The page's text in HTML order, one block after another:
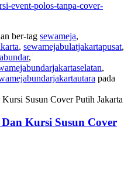
event-polos-tanpa-cover-
ber-tag sewameja,
, sewamejabulatjakartapusat,
,
,
pada
Kursi Susun Cover